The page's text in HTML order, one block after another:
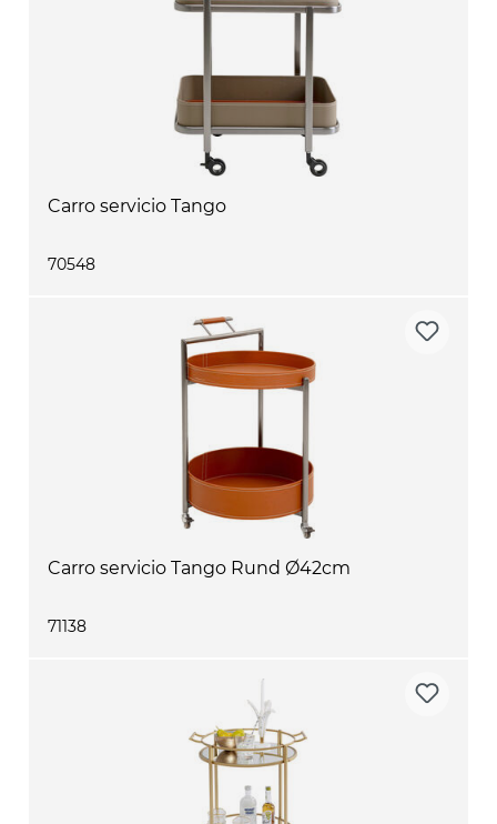
Carro servicio Tango
70548
Carro servicio Tango Rund Ø42cm
71138